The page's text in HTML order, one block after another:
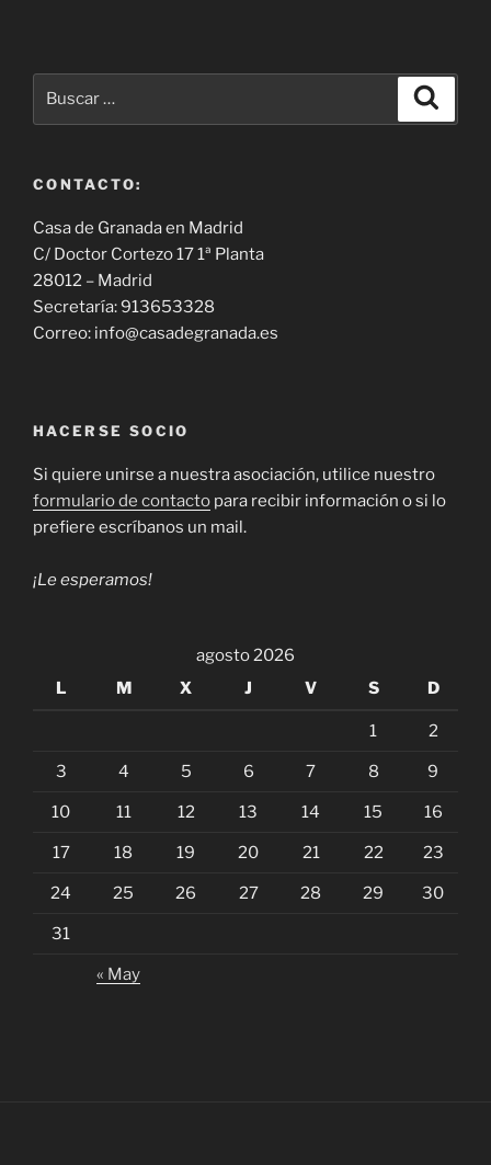
CONTACTO:
Casa de Granada en Madrid
C/ Doctor Cortezo 17 1ª Planta
28012 – Madrid
Secretaría: 913653328
Correo: info@casadegranada.es
HACERSE SOCIO
Si quiere unirse a nuestra asociación, utilice nuestro
formulario de contacto para recibir información o si lo
prefiere escríbanos un mail.
¡Le esperamos!
agosto 2026
L
M X J V S D
1 2
3 4 5 6 7 8 9
10 11 12 13 14 15 16
17 18 19 20 21 22 23
24 25 26 27 28 29 30
31
« May